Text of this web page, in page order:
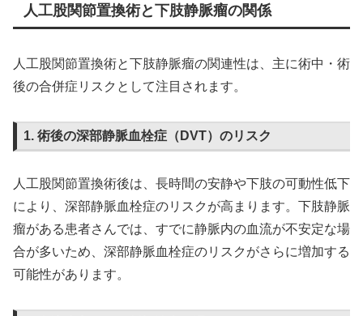
人工股関節置換術と下肢静脈瘤の関係
人工股関節置換術と下肢静脈瘤の関連性は、主に術中・術
後の合併症リスクとして注目されます。
1. 術後の深部静脈血栓症（DVT）のリスク
人工股関節置換術後は、長時間の安静や下肢の可動性低下
により、深部静脈血栓症のリスクが高まります。下肢静脈
瘤がある患者さんでは、すでに静脈内の血流が不安定な場
合が多いため、深部静脈血栓症のリスクがさらに増加する
可能性があります。